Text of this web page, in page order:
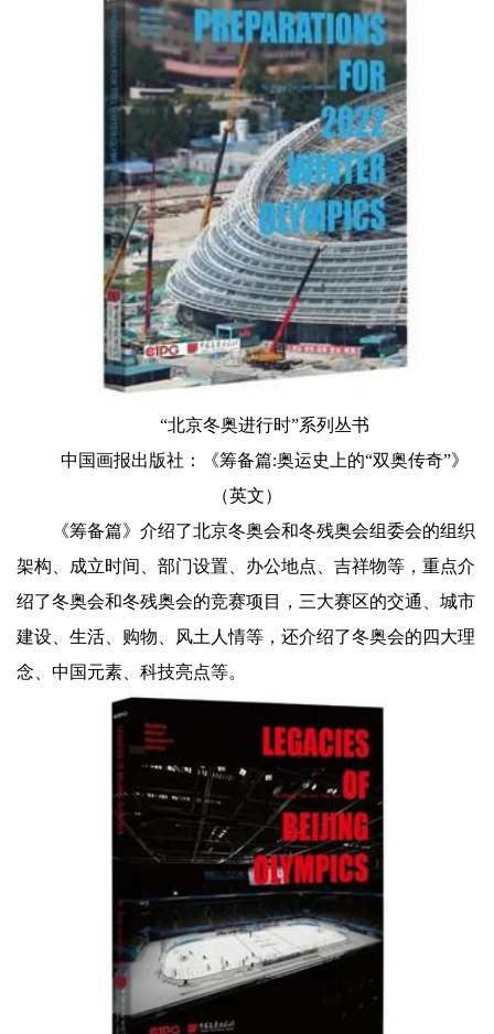
“北京冬奥进行时”系列丛书
中国画报出版社：《筹备篇:奥运史上的“双奥传奇”》
（英文）
《筹备篇》介绍了北京冬奥会和冬残奥会组委会的组织
架构、成立时间、部门设置、办公地点、吉祥物等，重点介
绍了冬奥会和冬残奥会的竞赛项目，三大赛区的交通、城市
建设、生活、购物、风土人情等，还介绍了冬奥会的四大理
念、中国元素、科技亮点等。